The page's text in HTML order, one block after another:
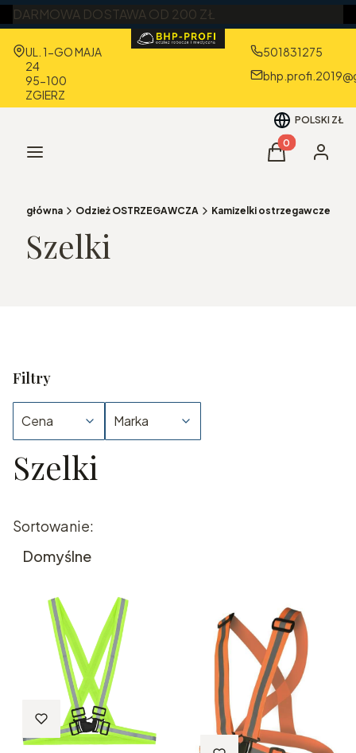
DARMOWA DOSTAWA OD 200 ZŁ
Adres:
UL. 1-GO MAJA
24
95-100
ZGIERZ
501831275
POLSKI ZŁ
Menu Produkty w
Koszyk
główna Odzież OSTRZEGAWCZA Kamizelki ostrzegawcze
Szelki
Filtry
Cena Marka
Koniec filtrów
Szelki
Lista produktów
Sortowanie:
Domyślne